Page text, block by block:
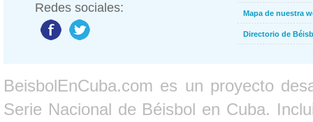
Redes sociales: Mapa de nuestra
Directorio de
BeisbolEnCuba.com es un proyecto
Serie Nacional de Béisbol en Cuba.